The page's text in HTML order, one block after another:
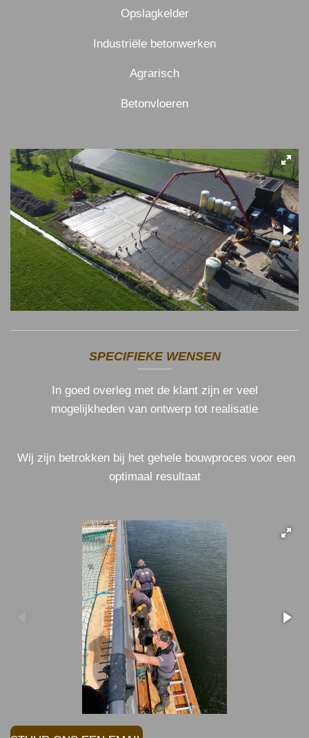
Opslagkelder
Industriële betonwerken
Agrarisch
Betonvloeren
SPECIFIEKE WENSEN
In goed overleg met de klant zijn er veel
mogelijkheden van ontwerp tot realisatie
Wij zijn betrokken bij het gehele bouwproces voor een
optimaal resultaat